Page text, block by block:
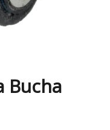
Bucha